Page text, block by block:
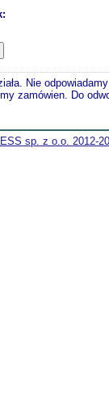
Nie
zamówien. Do
sp. z o.o. 2012-